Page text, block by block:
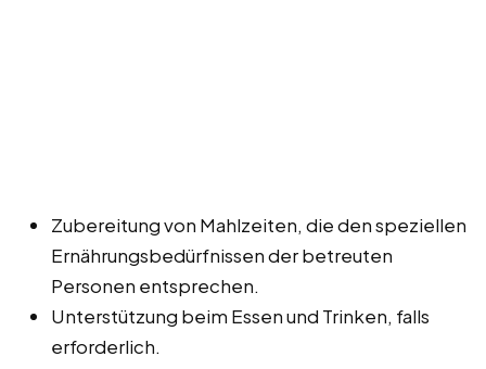
Zubereitung von Mahlzeiten, die den speziellen
Ernährungsbedürfnissen der betreuten
Personen entsprechen.
Unterstützung beim Essen und Trinken, falls
erforderlich.